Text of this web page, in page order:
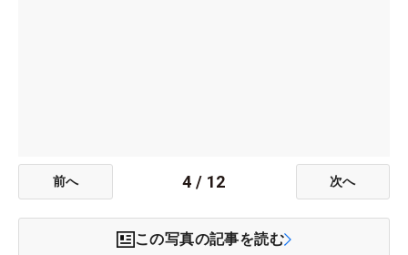
前へ 4 / 12 次へ
この写真の記事を読む